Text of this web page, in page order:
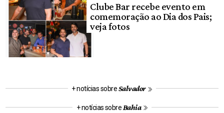
Clube Bar recebe evento em
comemoração ao Dia dos Pais;
veja fotos
+ notícias sobreSalvador
+ notícias sobre Bahia